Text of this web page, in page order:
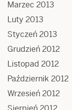
Marzec 2013
Luty 2013
Styczeń 2013
Grudzień 2012
Listopad 2012
Październik 2012
Wrzesień 2012